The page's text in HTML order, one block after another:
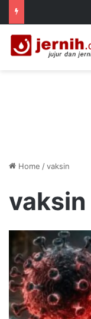
Home /vaksin
vaksin